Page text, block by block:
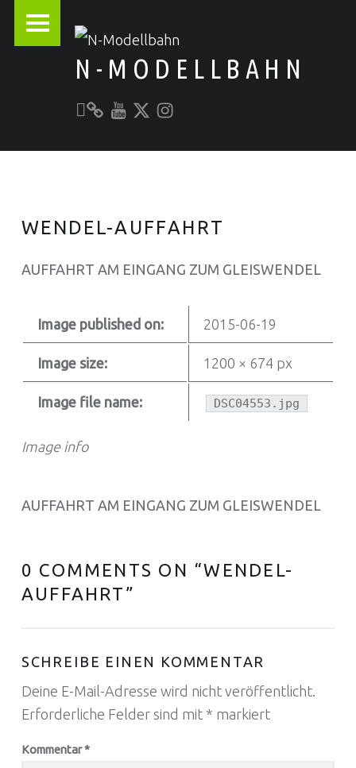
N-MODELLBAHN
Alles rund um die Modellbahn
WENDEL-AUFFAHRT
AUFFAHRT AM EINGANG ZUM GLEISWENDEL
Image info
Image published on: 2015-06-19
Image size: 1200 × 674 px
Image file name: DSC04553.jpg
AUFFAHRT AM EINGANG ZUM GLEISWENDEL
0 COMMENTS ON “WENDEL-
AUFFAHRT ”
SCHREIBE EINEN KOMMENTAR
Deine E-Mail-Adresse wird nicht veröffentlicht.
Erforderliche Felder sind mit * markiert
Kommentar*